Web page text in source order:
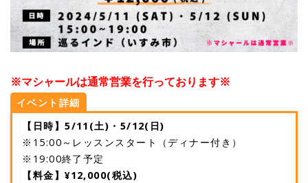
※マシャールは通常営業を行っております※
イベント詳細
【日時】5/11(土)・5/12(日)
※15:00～レッスンスタート（ディナー付き）
※19:00終了予定
【料金】¥12,000(税込)